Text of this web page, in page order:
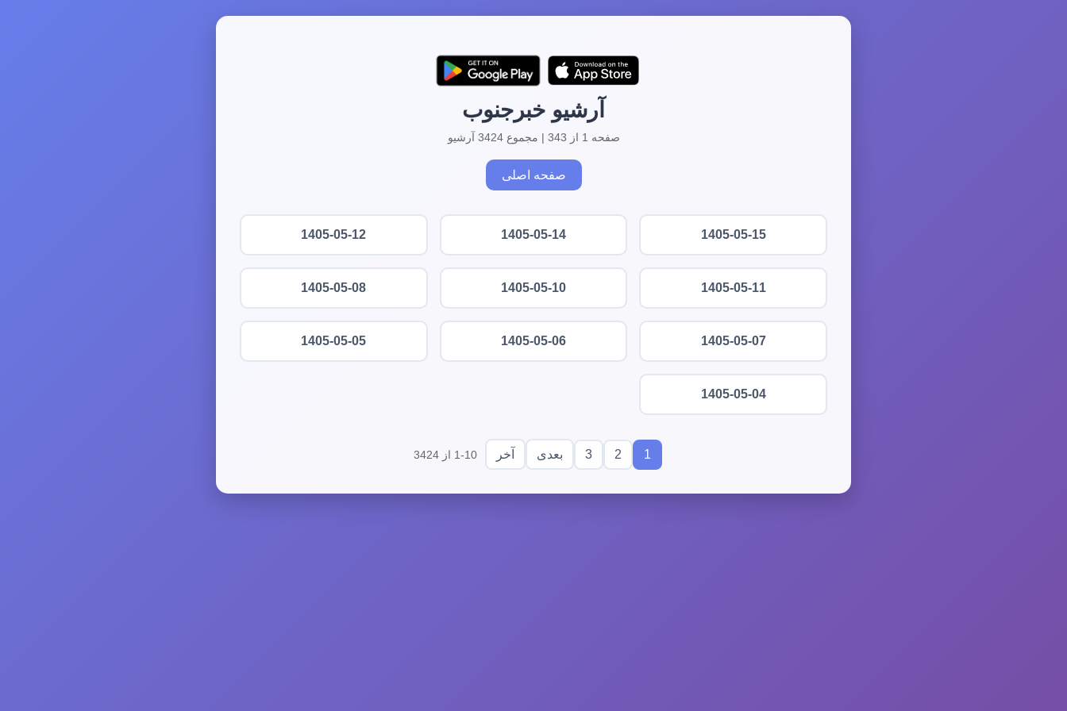
آرشیو خبرجنوب
صفحه 1 از 343 | مجموع 3424 آرشیو
صفحه اصلی
1405-05-15
1405-05-14
1405-05-12
1405-05-11
1405-05-10
1405-05-08
1405-05-07
1405-05-06
1405-05-05
1405-05-04
1
2
3 بعدی آخر 1-10 از 3424